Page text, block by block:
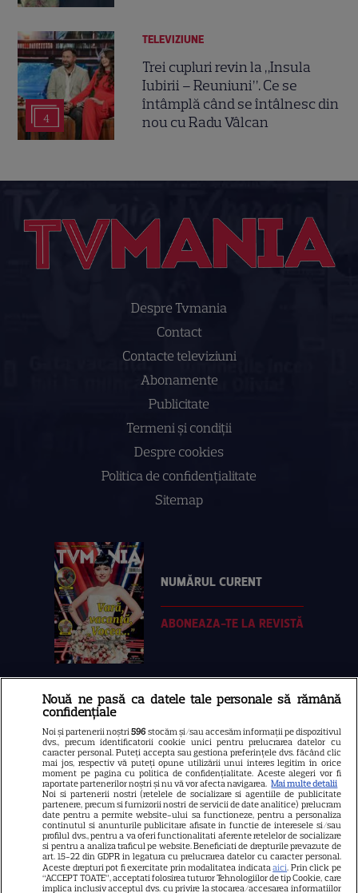
4
TELEVIZIUNE
Trei cupluri revin la „Insula
Iubirii – Reuniuni”. Ce se
întâmplă când se întâlnesc din
nou cu Radu Vâlcan
Despre Tvmania
Contact
Contacte televiziuni
Abonamente
Publicitate
Termeni și condiții
Despre cookies
Politica de confidenţialitate
Sitemap
NUMĂRUL CURENT
ABONEAZA-TE LA REVISTĂ
Libertatea
Libertatea pentru femei
GSP
Știri mondene
Avantaje
Elle
Unica
Retete practice
Nouă ne pasă ca datele tale personale să rămână
confidențiale
Noi și partenerii noștri596 stocăm și/sau accesăm informații pe dispozitivul
dvs., precum identificatorii cookie unici pentru prelucrarea datelor cu
caracter personal. Puteți accepta sau gestiona preferințele dvs. făcând clic
mai jos, respectiv vă puteți opune utilizării unui interes legitim în orice
moment pe pagina cu politica de confidențialitate. Aceste alegeri vor fi
raportate partenerilor noștri și nu vă vor afecta navigarea. Mai multe detalii
Noi si partenerii nostri (retelele de socializare si agentiile de publicitate
partenere, precum si furnizorii nostri de servicii de date analitice) prelucram
date pentru a permite website-ului sa functioneze, pentru a personaliza
continutul si anunturile publicitare afisate in functie de interesele si/sau
profilul dvs., pentru a va oferi functionalitati aferente retelelor de socializare
si pentru a analiza traficul pe website. Beneficiati de drepturile prevazute de
art. 15-22 din GDPR in legatura cu prelucrarea datelor cu caracter personal.
Aceste drepturi pot fi exercitate prin modalitatea indicataaici. Prin click pe
“ACCEPT TOATE”, acceptati folosirea tuturor Tehnologiilor de tip Cookie, care
implica inclusiv acceptul dvs. cu privire la stocarea/accesarea informatiilor